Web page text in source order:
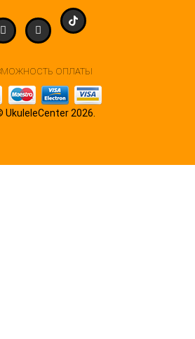
ОПЛАТЫ
UkuleleCenter 2026.